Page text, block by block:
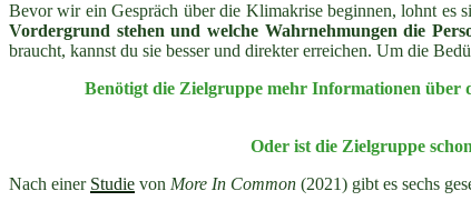
Bevor wir ein Gespräch über die Klimakrise beginnen, lohnt es
Vordergrund stehen und welche Wahrnehmungen die
braucht, kannst du sie besser und direkter erreichen. Um die
Benötigt die Zielgruppe mehr Informationen über
Oder ist die Zielgruppe
Nach einer Studie von More In Common (2021) gibt es sechs